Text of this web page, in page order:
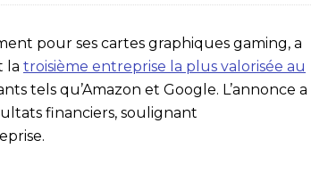
pour ses cartes graphiques gaming, a
la troisième entreprise la plus valorisée au
tels qu’Amazon et Google. L’annonce a
financiers, soulignant